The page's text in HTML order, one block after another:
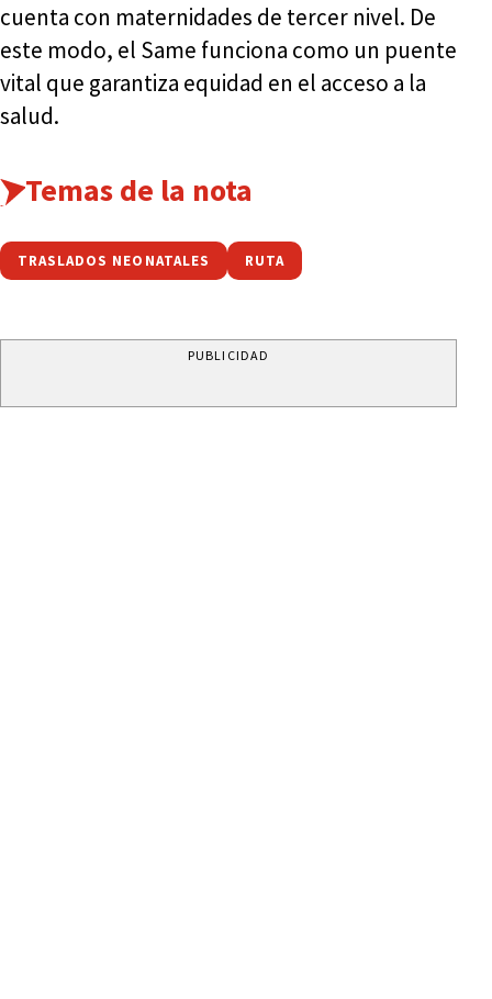
cuenta con maternidades de tercer nivel. De
este modo, el Same funciona como un puente
vital que garantiza equidad en el acceso a la
salud.
Temas de la nota
TRASLADOS NEONATALES RUTA
PUBLICIDAD